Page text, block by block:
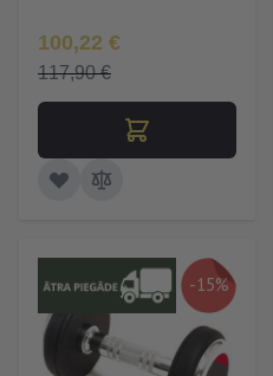
Īpaša Cena
100,22 €
117,90 €
-15%